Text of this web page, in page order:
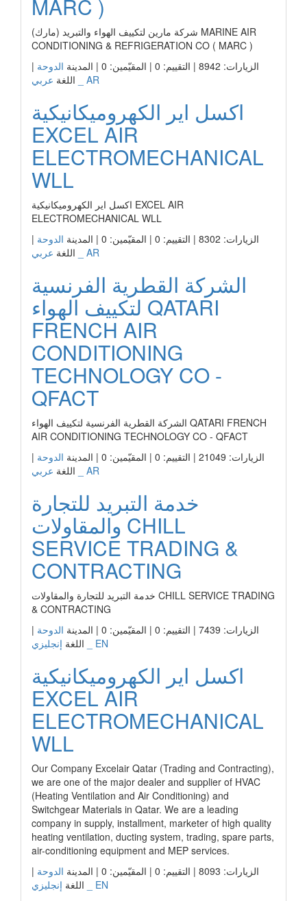
MARC )
شركة مارين لتكييف الهواء والتبريد (مارك) MARINE AIR
CONDITIONING & REFRIGERATION CO ( MARC )
الزيارات: 8942 | التقييم: 0 | المقيّمين: 0 | المدينة
الدوحة |
اللغة عربي _ AR
اكسل اير الكهروميكانيكية
EXCEL AIR
ELECTROMECHANICAL
WLL
اكسل اير الكهروميكانيكية EXCEL AIR
ELECTROMECHANICAL WLL
الزيارات: 8302 | التقييم: 0 | المقيّمين: 0 | المدينة
الدوحة |
اللغة عربي _ AR
الشركة القطرية الفرنسية
لتكييف الهواء QATARI
FRENCH AIR
CONDITIONING
TECHNOLOGY CO -
QFACT
الشركة القطرية الفرنسية لتكييف الهواء QATARI FRENCH
AIR CONDITIONING TECHNOLOGY CO - QFACT
الزيارات: 21049 | التقييم: 0 | المقيّمين: 0 | المدينة
الدوحة |
اللغة عربي _ AR
خدمة التبريد للتجارة
والمقاولات CHILL
SERVICE TRADING &
CONTRACTING
خدمة التبريد للتجارة والمقاولات CHILL SERVICE TRADING
& CONTRACTING
الزيارات: 7439 | التقييم: 0 | المقيّمين: 0 | المدينة
الدوحة |
اللغة إنجليزي _ EN
اكسل اير الكهروميكانيكية
EXCEL AIR
ELECTROMECHANICAL
WLL
Our Company Excelair Qatar (Trading and Contracting),
we are one of the major dealer and supplier of HVAC
(Heating Ventilation and Air Conditioning) and
Switchgear Materials in Qatar. We are a leading
company in supply, installment, marketer of high quality
heating ventilation, ducting system, trading, spare parts,
air-conditioning equipment and MEP services.
الزيارات: 8093 | التقييم: 0 | المقيّمين: 0 | المدينة
الدوحة |
اللغة إنجليزي _ EN